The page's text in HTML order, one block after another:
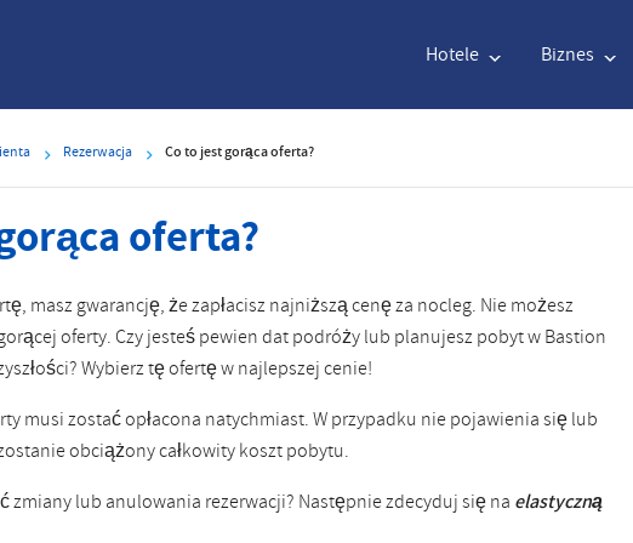
Hotele Biznes
Français
Greek
CAD Dolar kanadyjski
Rezerwacja Co to jest gorąca oferta?
oferta?
masz gwarancję, że zapłacisz najniższą cenę za nocleg. Nie możesz
oferty. Czy jesteś pewien dat podróży lub planujesz pobyt w Bastion
Wybierz tę ofertę w najlepszej cenie!
musi zostać opłacona natychmiast. W przypadku nie pojawienia się lub
obciążony całkowity koszt pobytu.
zmiany lub anulowania rezerwacji? Następnie zdecyduj się na elastyczną